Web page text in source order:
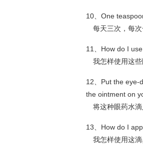
10、One
每天三次，每次
11、How do I
我怎样使用这些
12、Put the eye-
the ointment on
将这种眼药水滴
13、How do I
我怎样使用这滴